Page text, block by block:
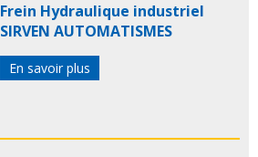
Frein Hydraulique industriel
SIRVEN AUTOMATISMES
En savoir plus